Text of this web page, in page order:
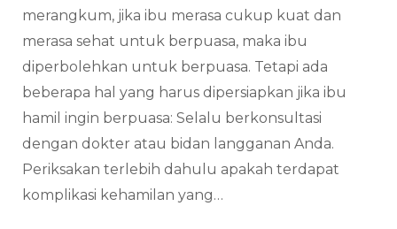
merangkum, jika ibu merasa cukup kuat dan
merasa sehat untuk berpuasa, maka ibu
diperbolehkan untuk berpuasa. Tetapi ada
beberapa hal yang harus dipersiapkan jika ibu
hamil ingin berpuasa: Selalu berkonsultasi
dengan dokter atau bidan langganan Anda.
Periksakan terlebih dahulu apakah terdapat
komplikasi kehamilan yang…